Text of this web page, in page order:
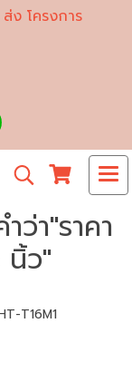
ง โครงการ
ว่า"ราคา
ว"
T16M1